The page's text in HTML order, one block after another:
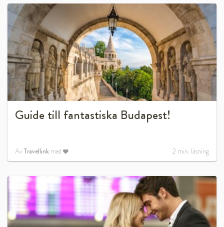
Guide till fantastiska Budapest!
Av Travellink med 2 min. läsning